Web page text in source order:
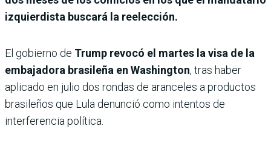
izquierdista buscará la reelección.
El gobierno de Trump revocó el martes la visa de la
embajadora brasileña en Washington, tras haber
aplicado en julio dos rondas de aranceles a productos
brasileños que Lula denunció como intentos de
interferencia política.